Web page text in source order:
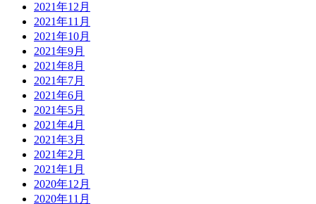
2021年12月
2021年11月
2021年10月
2021年9月
2021年8月
2021年7月
2021年6月
2021年5月
2021年4月
2021年3月
2021年2月
2021年1月
2020年12月
2020年11月